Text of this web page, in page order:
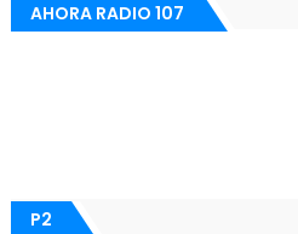
AHORA RADIO 107
P2